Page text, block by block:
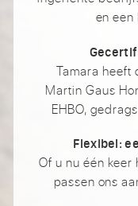
en
Tamara heeft
Martin Gaus
EHBO,
Flexibel:
Of u nu één
passen ons